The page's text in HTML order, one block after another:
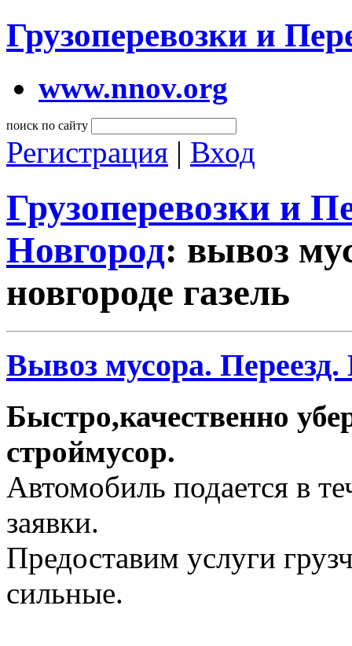
Грузоперевозки и
www.nnov.org
поиск по сайту
Регистрация | Вход
Грузоперевозки и
Новгород: вывоз
новгороде газель
Вывоз мусора.
Быстро,качественно
строймусор.
Автомобиль подается в
заявки.
Предоставим услуги
сильные.